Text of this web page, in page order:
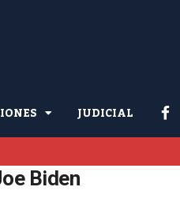
JUDICIAL
Biden